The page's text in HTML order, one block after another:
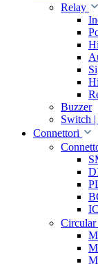
Relay
Buzzer
Switch
Connettori
Circular